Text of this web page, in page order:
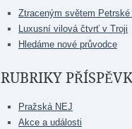
Ztraceným světem
Luxusní vilová čtvrť v Troji
Hledáme nové průvodce
RUBRIKY
Pražská NEJ
Akce a události